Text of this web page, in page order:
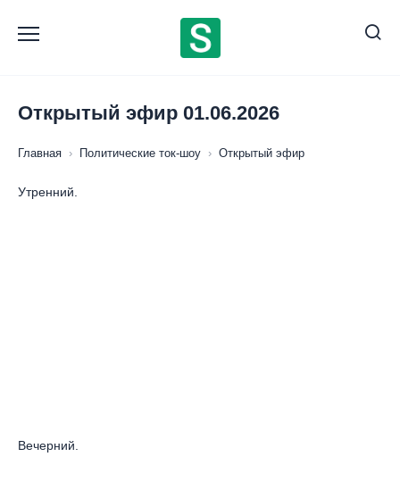
содержанию
Открытый эфир 01.06.2026
Главная › Политические ток-шоу › Открытый эфир
Утренний.
Вечерний.